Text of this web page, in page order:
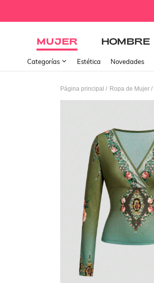
MUJER HOMBRE
Categorías Estética Novedades
Página principal / Ropa de Mujer /